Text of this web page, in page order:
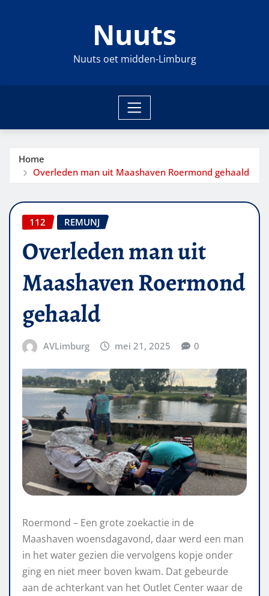
Nuuts
Nuuts oet midden-Limburg
Home
Overleden man uit Maashaven Roermond gehaald
112 REMUNJ
Overleden man uit
Maashaven Roermond
gehaald
AVLimburg mei 21, 2025 0
Roermond – Een grote zoekactie in de
Maashaven woensdagavond, daar werd een man
in het water gezien die vervolgens kopje onder
ging en niet meer boven kwam. Dat gebeurde
aan de achterkant van het Outlet Center waar de